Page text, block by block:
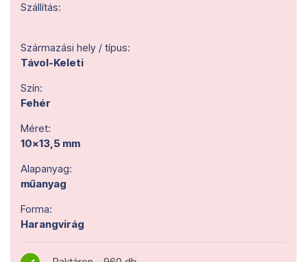
Szállítás:
Származási hely / típus:
Távol-Keleti
Szín:
Fehér
Méret:
10x13,5 mm
Alapanyag:
műanyag
Forma:
Harangvirág